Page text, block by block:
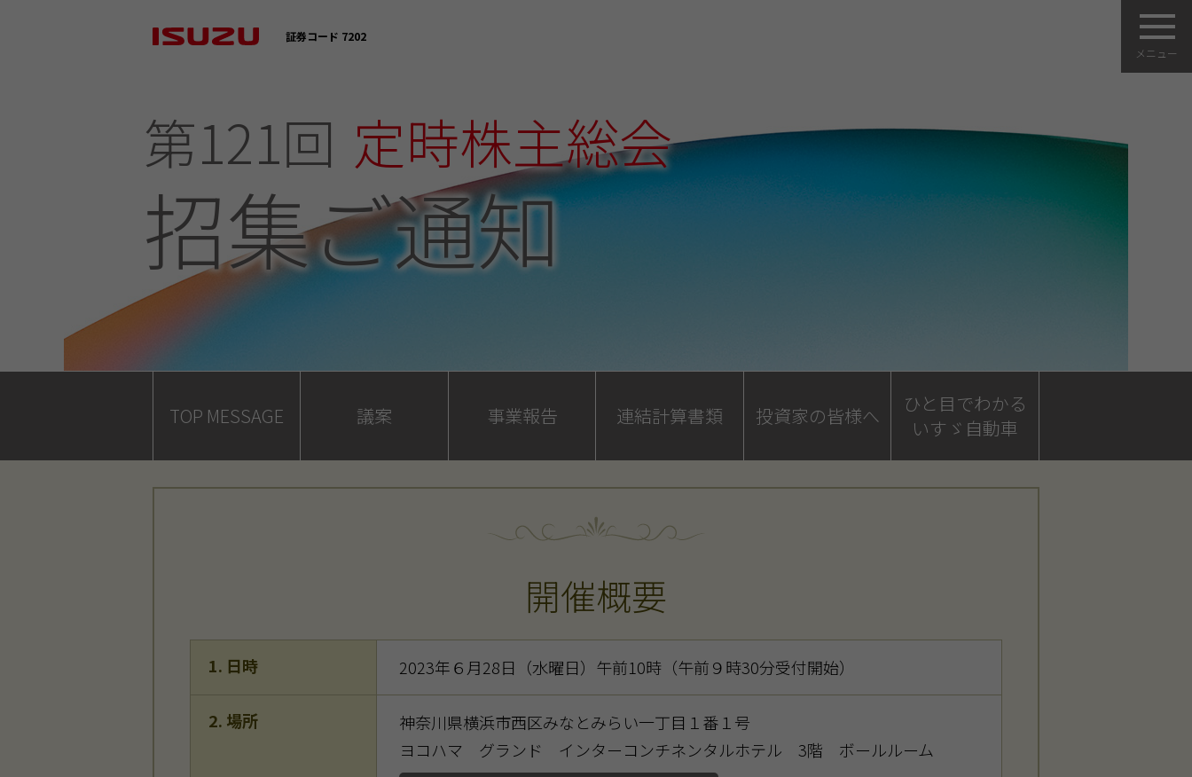
証券コード 7202
第121回 定時株主総会
招集ご通知
TOP MESSAGE 議案 事業報告 連結計算書類 投資家の皆様へ
ひと目でわかる
いすゞ自動車
開催概要
1. 日時 2023年６月28日（水曜日）午前10時 （午前９時30分受付開始）
2. 場所
神奈川県横浜市西区みなとみらい一丁目１番１号
ヨコハマ グランド インターコンチネンタルホテル 3階 ボールルーム